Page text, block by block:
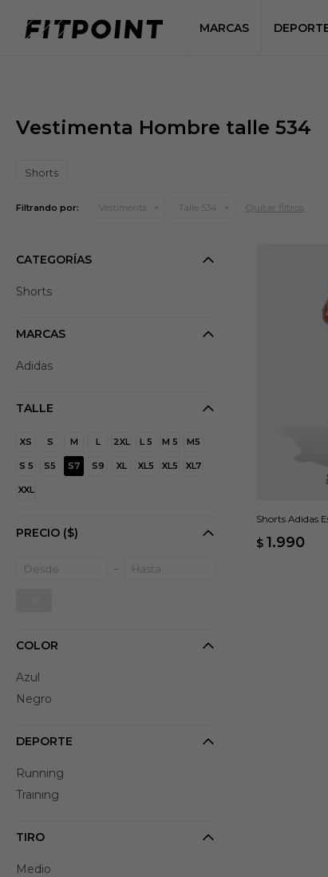
MARCAS
Vestimenta Hombre talle 534
Shorts
Filtrando por: Vestimenta Talle 534 Quitar filtros
Shorts Adidas
$ 1.990
CATEGORÍAS
Shorts
MARCAS
Adidas
TALLE
XS S M L 2XL L 5 M 5 M5
S 5 S5 S7 S9 XL XL5 XL5 XL7
XXL
PRECIO ($)
COLOR
Azul
Negro
DEPORTE
Running
Training
TIRO
Medio